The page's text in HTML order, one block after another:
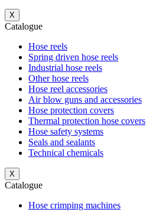
X
Catalogue
Hose reels
Spring driven hose reels
Industrial hose reels
Other hose reels
Hose reel accessories
Air blow guns and accessories
Hose protection covers
Thermal protection hose covers
Hose safety systems
Seals and sealants
Technical chemicals
X
Catalogue
Hose crimping machines